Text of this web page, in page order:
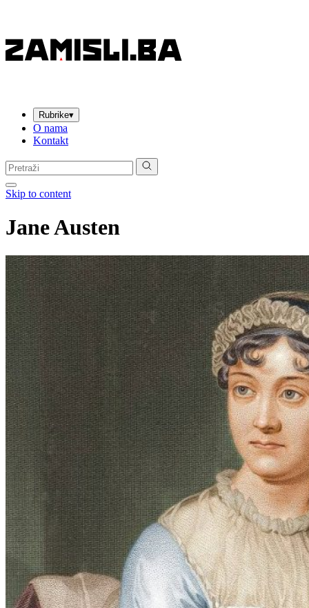
Rubrike▾
O nama
Kontakt
Pretraga:
Skip to content
Jane Austen